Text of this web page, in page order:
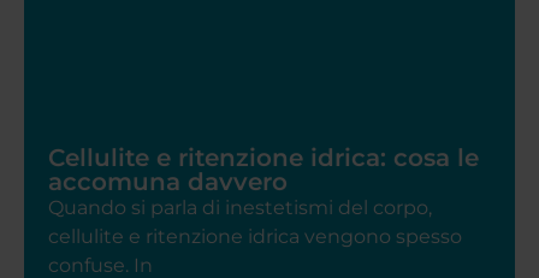
Cellulite e ritenzione idrica: cosa le
accomuna davvero
Quando si parla di inestetismi del corpo,
cellulite e ritenzione idrica vengono spesso
confuse. In